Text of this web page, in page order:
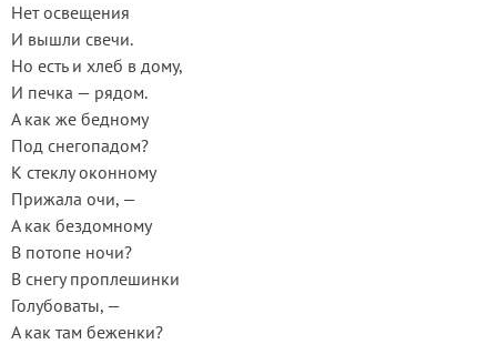
Нет освещения
И вышли свечи.
Но есть и хлеб в дому,
И печка — рядом.
А как же бедному
Под снегопадом?
К стеклу оконному
Прижала очи, —
А как бездомному
В потопе ночи?
В снегу проплешинки
Голубоваты, —
А как там беженки?